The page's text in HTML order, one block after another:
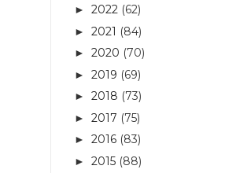
► 2022 (62)
► 2021 (84)
► 2020 (70)
► 2019 (69)
► 2018 (73)
► 2017 (75)
► 2016 (83)
► 2015 (88)